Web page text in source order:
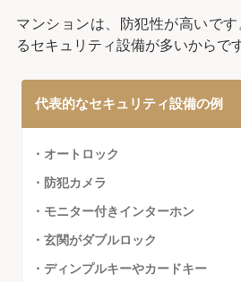
マンションは、防犯性が高いで
るセキュリティ設備が多いからです
代表的なセキュリティ設備の例
・オートロック
・防犯カメラ
・モニター付きインターホン
・玄関がダブルロック
・ディンプルキーやカードキー